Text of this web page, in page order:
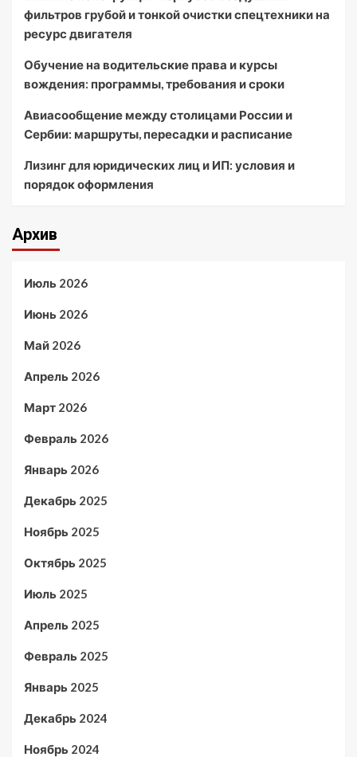
фильтров грубой и тонкой очистки спецтехники на
ресурс двигателя
Обучение на водительские права и курсы
вождения: программы, требования и сроки
Авиасообщение между столицами России и
Сербии: маршруты, пересадки и расписание
Лизинг для юридических лиц и ИП: условия и
порядок оформления
Архив
Июль 2026
Июнь 2026
Май 2026
Апрель 2026
Март 2026
Февраль 2026
Январь 2026
Декабрь 2025
Ноябрь 2025
Октябрь 2025
Июль 2025
Апрель 2025
Февраль 2025
Январь 2025
Декабрь 2024
Ноябрь 2024